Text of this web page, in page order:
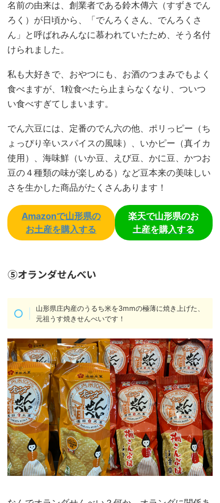
名前の由来は、創業者である鈴木傳六（すずきでん
ろく）が日頃から、「でんろくさん、でんろくさ
ん」と呼ばれみんなに慕われていたため、そう名付
けられました。
私も大好きで、おやつにも、お酒のつまみでもよく
食べますが、1粒食べたら止まらなくなり、ついつ
い食べすぎてしまいます。
でん六豆には、定番のでん六の他、ポリっピー（ち
ょっぴり辛いスパイスの風味）、いかピー（真イカ
使用）、海味鮮（いか豆、えび豆、かに豆、かつお
豆の４種類の味が楽しめる）など豆本来の美味しい
さを生かした商品がたくさんあります！
Amazonで山形県の
お土産を購入する
楽天で山形県のお
土産を購入する
⑤オランダせんべい
山形県庄内産のうるち米を3mmの極薄に焼き上げた、
元祖うす焼きせんべいです！